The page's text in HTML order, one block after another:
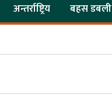
अन्तर्राष्ट्रिय बहस डबली